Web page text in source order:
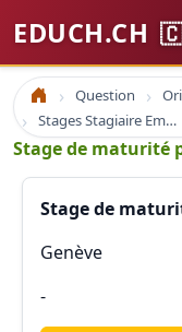
EDUCH.CH
Accueil Question
Stages Stagiaire Emploi
Stage de maturité
Stage de
Genève
-